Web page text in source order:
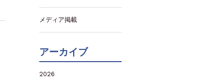
メディア掲載
アーカイブ
2026